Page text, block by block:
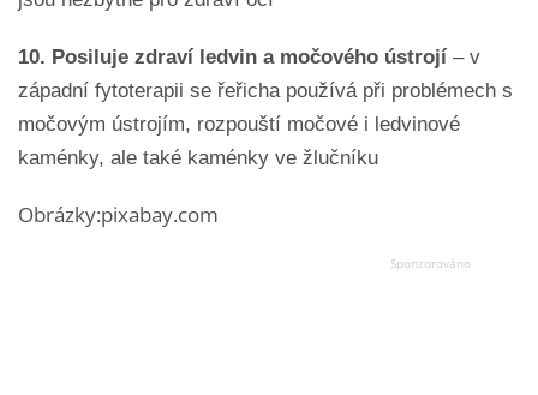
10. Posiluje zdraví ledvin a močového ústrojí – v
západní fytoterapii se řeřicha používá při problémech s
močovým ústrojím, rozpouští močové i ledvinové
kaménky, ale také kaménky ve žlučníku
Obrázky:pixabay.com